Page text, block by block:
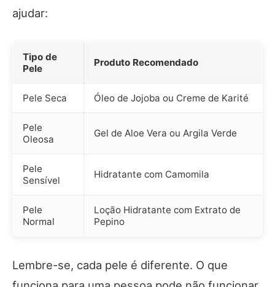
ajudar:
Tipo de
Pele
Produto Recomendado
Pele Seca Óleo de Jojoba ou Creme de Karité
Pele
Oleosa
Gel de Aloe Vera ou Argila Verde
Pele
Sensível
Hidratante com Camomila
Pele
Normal
Loção Hidratante com Extrato de
Pepino
Lembre-se, cada pele é diferente. O que